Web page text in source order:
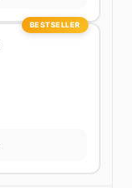
BESTSELLER